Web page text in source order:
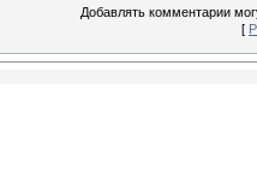
Добавлять комментарии
[